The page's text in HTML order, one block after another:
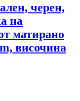
черен,
на
матирано
височина